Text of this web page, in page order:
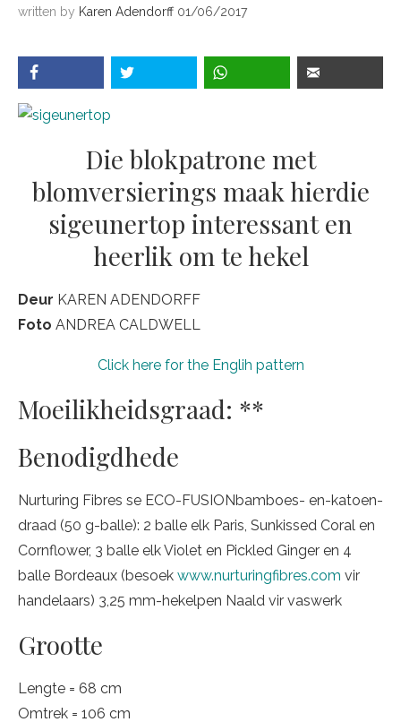
written by Karen Adendorff 01/06/2017
Die blokpatrone met
blomversierings maak hierdie
sigeunertop interessant en
heerlik om te hekel
Deur KAREN ADENDORFF
Foto ANDREA CALDWELL
Click here for the Englih pattern
Moeilikheidsgraad: **
Benodigdhede
Nurturing Fibres se ECO-FUSIONbamboes- en-katoen-
draad (50 g-balle): 2 balle elk Paris, Sunkissed Coral en
Cornflower, 3 balle elk Violet en Pickled Ginger en 4
balle Bordeaux (besoek www.nurturingfibres.com vir
handelaars) 3,25 mm-hekelpen Naald vir vaswerk
Grootte
Lengte = 68 cm
Omtrek = 106 cm